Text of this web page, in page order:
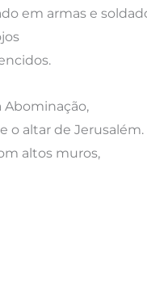
em armas e
o altar de Jerusalém.
altos muros,